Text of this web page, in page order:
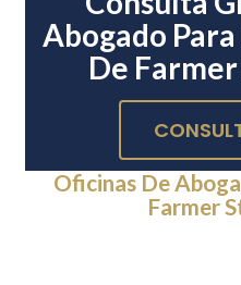
Abogado
De
Oficinas De
Farmer